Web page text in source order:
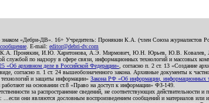
знаком «Дебри-ДВ». 16+ Учредитель: Пронякин К.А. (член Союза
. E-mail: editor@debri-dv.com
К.А. Пронякин, И.Ю. Харитонова, А.Э. Мирмович, Ю.Н. Юрьев, Ю.В.
службой по надзору в сфере связи, информационных технологий и массовых
«Об архивном деле в Российской Федерации» , согласно п. 2 ст. 13 «Создание
согласно п. 1 ст. 24 вышеобозначенного закона. Архивные документы к
и защиты информации» Закона РФ «Об информации, информационных
на основании ст.8 «Право на доступ к информации» ФЗ-149.
за распространение сведений, не соответствующих
они являются дословным воспроизведением сообщений и материалов